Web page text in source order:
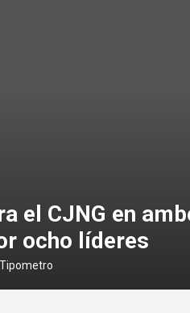
Peña Ortiz
como
Tipometro